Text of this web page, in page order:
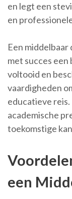
en legt een
en
Een
met succes
voltooid en
vaardigheden
educatieve
academische
toekomstige
een